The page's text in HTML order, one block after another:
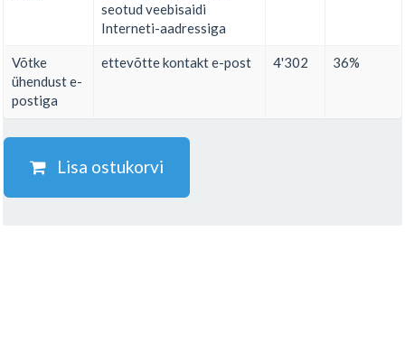
seotud veebisaidi
Interneti-aadressiga
Võtke
ühendust e-
postiga
ettevõtte kontakt e-post 4'302 36%
Lisa ostukorvi